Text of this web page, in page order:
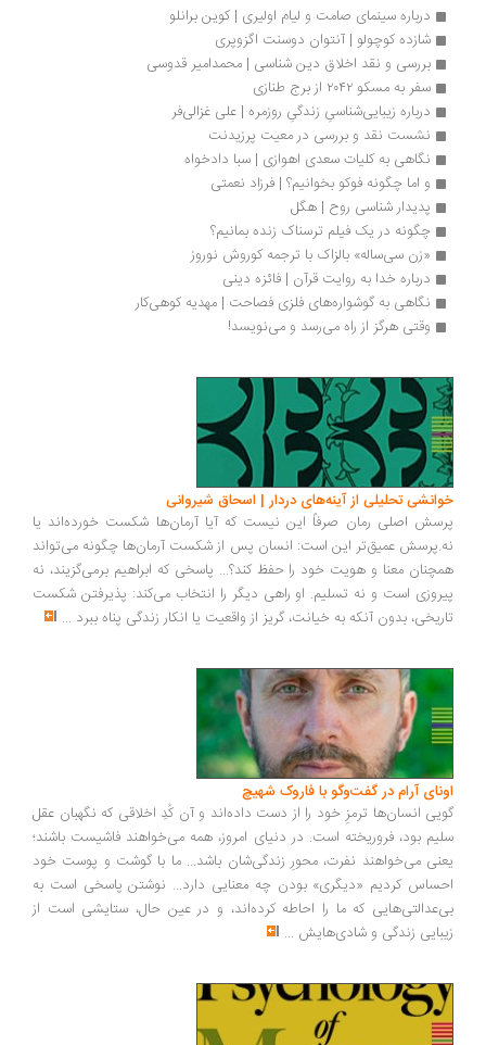
درباره سینمای صامت و لیام اولیری | کوین برانلو
شازده کوچولو | آنتوان دوسنت اگزوپری
بررسی و نقد اخلاق دین شناسی | محمدامیر قدوسی
سفر به مسکو ۲۰۴۲ از برج طنازی
درباره زیبایی‌شناسیِ زندگیِ روزمره | علی غزالی‌فر
نشست نقد و بررسی در معیت پرزیدنت
نگاهی به کلیات سعدی اهوازی | سبا دادخواه
و اما چگونه فوکو بخوانیم؟ | فرزاد نعمتی
پدیدار شناسی روح | هگل
چگونه در یک فیلم ترسناک زنده بمانیم؟
«زن سی‌ساله» بالزاک با ترجمه کوروش نوروز
درباره خدا به روایت قرآن | فائزه دینی
نگاهی به گوشواره‌های فلزی فصاحت | مهدیه کوهی‌کار
وقتی هرگز از راه می‌رسد و می‌نویسد!
تحلیلی از آینه‌های دردار | اسحاق شیروانی
اصلی رمان صرفاً این نیست که آیا آرمان‌ها شکست خورده‌اند یا
عمیق‌تر این است: انسان پس از شکست آرمان‌ها چگونه می‌تواند
معنا و هویت خود را حفظ کند؟... پاسخی که ابراهیم برمی‌گزیند، نه
است و نه تسلیم. او راهی دیگر را انتخاب می‌کند: پذیرفتن شکست
بدون آنکه به خیانت، گریز از واقعیت یا انکار زندگی پناه ببرد...
آرام در گفت‌وگو با فاروک شهیچ‭
انسان‌ها ترمزِ خود را از دست داده‌اند و آن کُدِ اخلاقی که نگهبان عقل
بود، فروریخته است. در دنیای امروز، همه می‌خواهند فاشیست باشند؛
می‌خواهند نفرت، محورِ زندگی‌شان باشد... ما با گوشت و پوست خود
کردیم «دیگری» بودن چه معنایی دارد... نوشتن پاسخی است به
که ما را احاطه کرده‌اند، و در عین حال، ستایشی است از
زندگی و شادی‌هایش...